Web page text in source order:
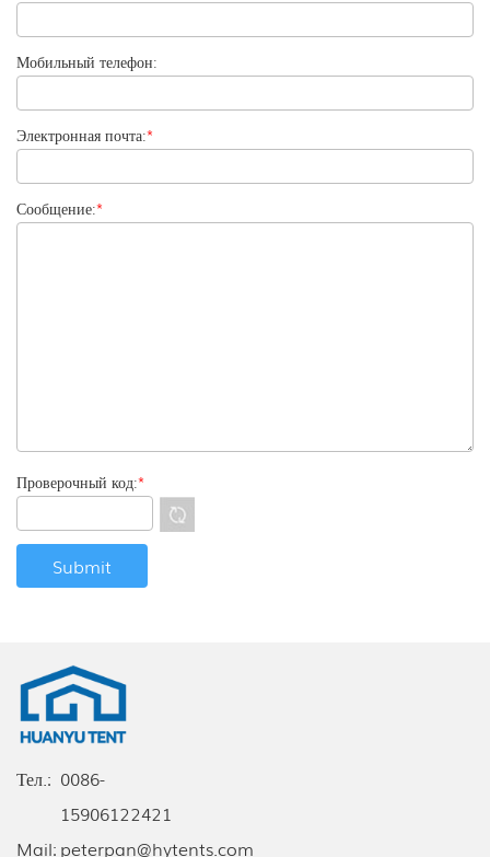
Мобильный телефон:
Электронная почта:*
Сообщение:*
Проверочный код:*
Тел.: 0086-
15906122421
Mail: peterpan@hytents.com